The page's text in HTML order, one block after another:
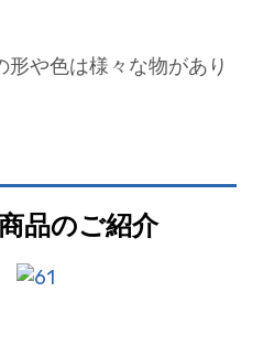
や色は様々な物があり
品のご紹介